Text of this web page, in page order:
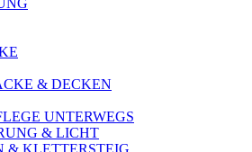
& DECKEN
UNTERWEGS
& LICHT
& KLETTERSTEIG